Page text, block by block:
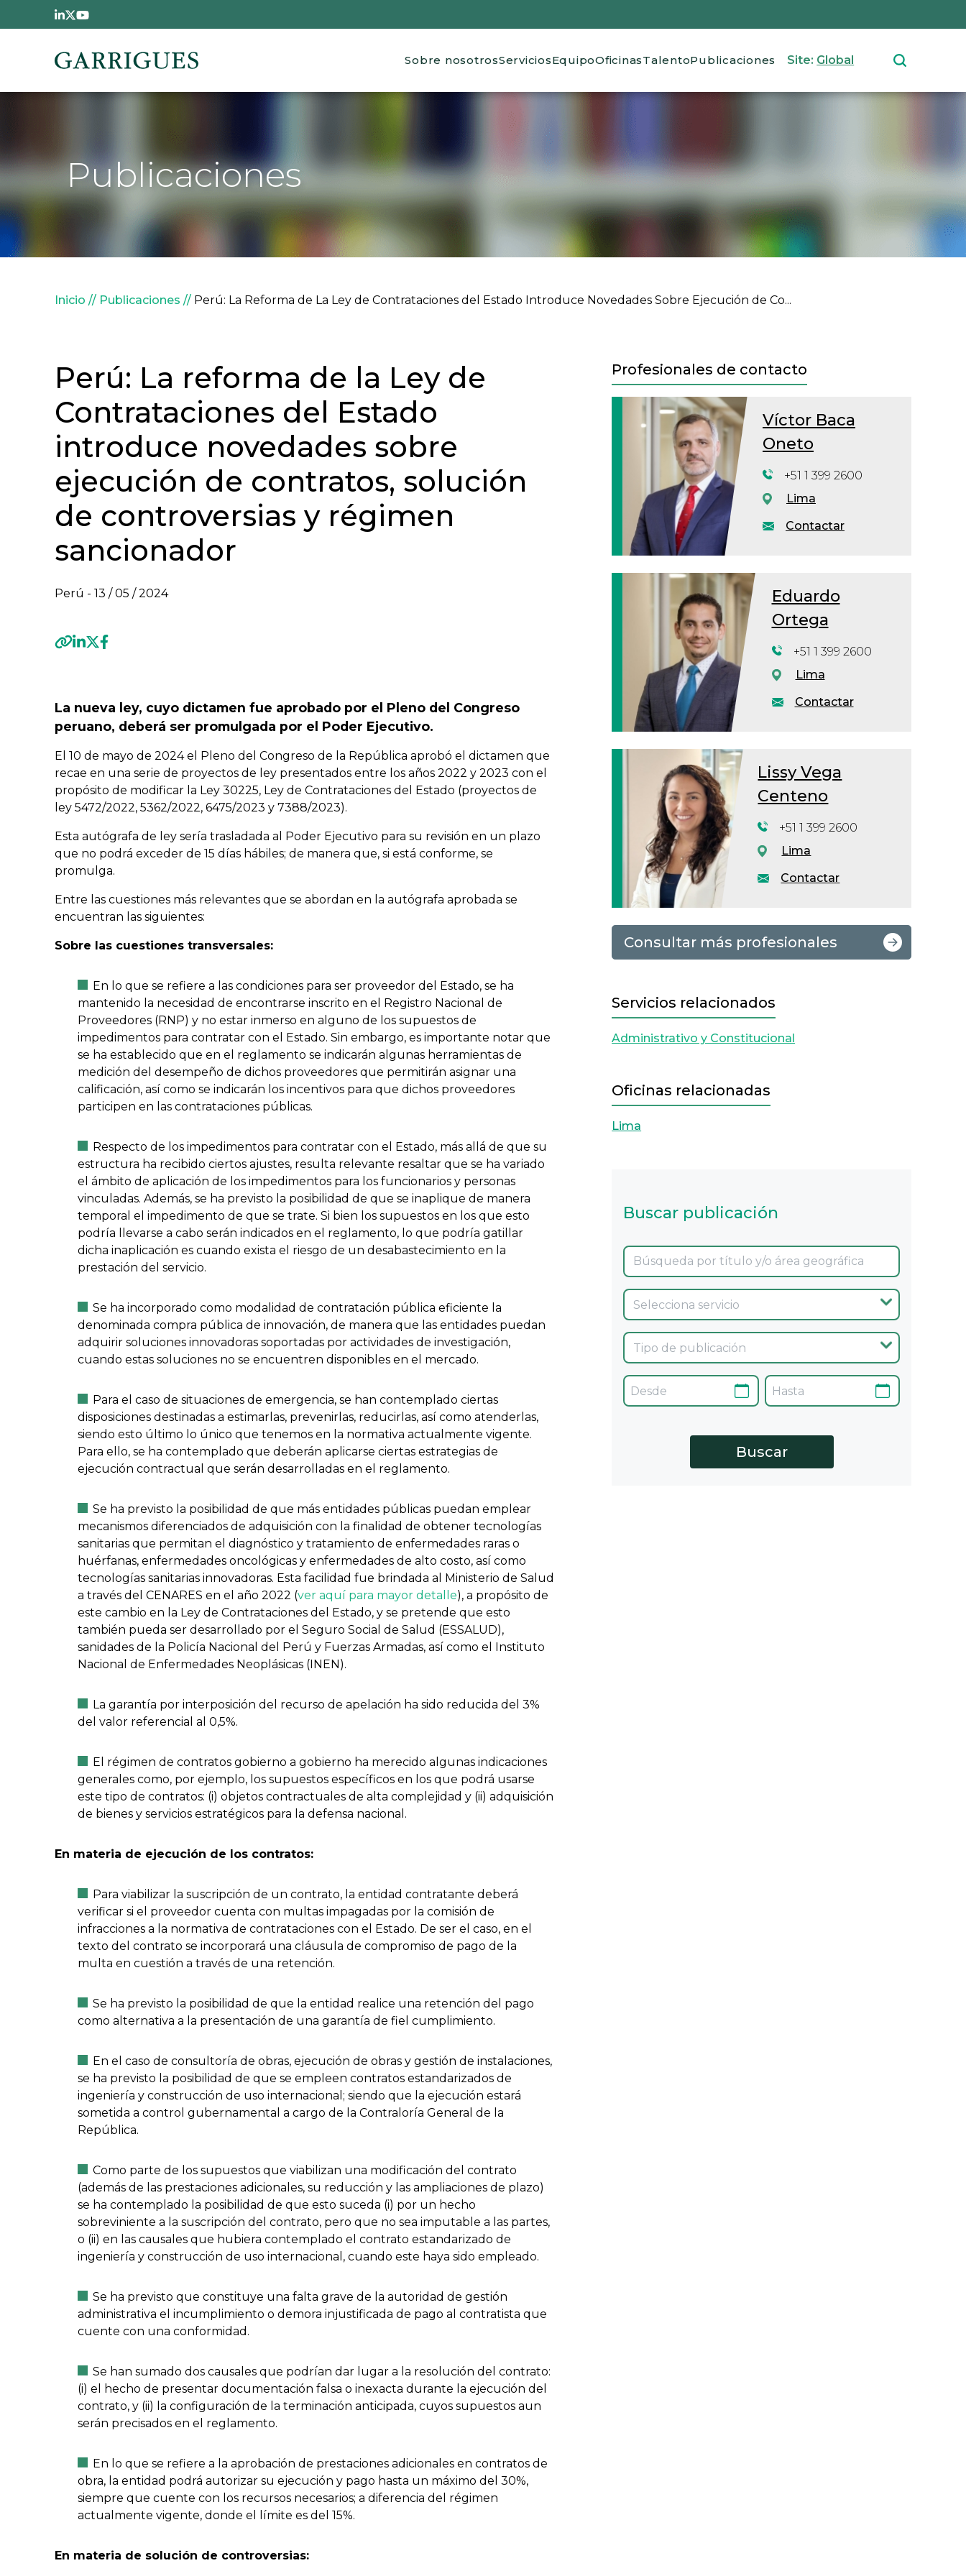
Pasar al contenido principal
Main navigation
Sobre nosotrosServiciosEquipoOficinasTalentoPublicaciones Site: Global
Publicaciones
Sobrescribir enlaces de ayuda a la navegación
Inicio Publicaciones Perú: La Reforma de La Ley de Contrataciones del Estado Introduce Novedades Sobre Ejecución de Co...
Perú: La reforma de la Ley de
Contrataciones del Estado
introduce novedades sobre
ejecución de contratos, solución
de controversias y régimen
sancionador
Perú - 13 / 05 / 2024
La nueva ley, cuyo dictamen fue aprobado por el Pleno del Congreso
peruano, deberá ser promulgada por el Poder Ejecutivo.
El 10 de mayo de 2024 el Pleno del Congreso de la República aprobó el dictamen que
recae en una serie de proyectos de ley presentados entre los años 2022 y 2023 con el
propósito de modificar la Ley 30225, Ley de Contrataciones del Estado (proyectos de
ley 5472/2022, 5362/2022, 6475/2023 y 7388/2023).
Esta autógrafa de ley sería trasladada al Poder Ejecutivo para su revisión en un plazo
que no podrá exceder de 15 días hábiles; de manera que, si está conforme, se
promulga.
Entre las cuestiones más relevantes que se abordan en la autógrafa aprobada se
encuentran las siguientes:
Sobre las cuestiones transversales:
En lo que se refiere a las condiciones para ser proveedor del Estado, se ha
mantenido la necesidad de encontrarse inscrito en el Registro Nacional de
Proveedores (RNP) y no estar inmerso en alguno de los supuestos de
impedimentos para contratar con el Estado. Sin embargo, es importante notar que
se ha establecido que en el reglamento se indicarán algunas herramientas de
medición del desempeño de dichos proveedores que permitirán asignar una
calificación, así como se indicarán los incentivos para que dichos proveedores
participen en las contrataciones públicas.
Respecto de los impedimentos para contratar con el Estado, más allá de que su
estructura ha recibido ciertos ajustes, resulta relevante resaltar que se ha variado
el ámbito de aplicación de los impedimentos para los funcionarios y personas
vinculadas. Además, se ha previsto la posibilidad de que se inaplique de manera
temporal el impedimento de que se trate. Si bien los supuestos en los que esto
podría llevarse a cabo serán indicados en el reglamento, lo que podría gatillar
dicha inaplicación es cuando exista el riesgo de un desabastecimiento en la
prestación del servicio.
Se ha incorporado como modalidad de contratación pública eficiente la
denominada compra pública de innovación, de manera que las entidades puedan
adquirir soluciones innovadoras soportadas por actividades de investigación,
cuando estas soluciones no se encuentren disponibles en el mercado.
Para el caso de situaciones de emergencia, se han contemplado ciertas
disposiciones destinadas a estimarlas, prevenirlas, reducirlas, así como atenderlas,
siendo esto último lo único que tenemos en la normativa actualmente vigente.
Para ello, se ha contemplado que deberán aplicarse ciertas estrategias de
ejecución contractual que serán desarrolladas en el reglamento.
Se ha previsto la posibilidad de que más entidades públicas puedan emplear
mecanismos diferenciados de adquisición con la finalidad de obtener tecnologías
sanitarias que permitan el diagnóstico y tratamiento de enfermedades raras o
huérfanas, enfermedades oncológicas y enfermedades de alto costo, así como
tecnologías sanitarias innovadoras. Esta facilidad fue brindada al Ministerio de Salud
a través del CENARES en el año 2022 (ver aquí para mayor detalle), a propósito de
este cambio en la Ley de Contrataciones del Estado, y se pretende que esto
también pueda ser desarrollado por el Seguro Social de Salud (ESSALUD),
sanidades de la Policía Nacional del Perú y Fuerzas Armadas, así como el Instituto
Nacional de Enfermedades Neoplásicas (INEN).
La garantía por interposición del recurso de apelación ha sido reducida del 3%
del valor referencial al 0,5%.
El régimen de contratos gobierno a gobierno ha merecido algunas indicaciones
generales como, por ejemplo, los supuestos específicos en los que podrá usarse
este tipo de contratos: (i) objetos contractuales de alta complejidad y (ii) adquisición
de bienes y servicios estratégicos para la defensa nacional.
En materia de ejecución de los contratos:
Para viabilizar la suscripción de un contrato, la entidad contratante deberá
verificar si el proveedor cuenta con multas impagadas por la comisión de
infracciones a la normativa de contrataciones con el Estado. De ser el caso, en el
texto del contrato se incorporará una cláusula de compromiso de pago de la
multa en cuestión a través de una retención.
Se ha previsto la posibilidad de que la entidad realice una retención del pago
como alternativa a la presentación de una garantía de fiel cumplimiento.
En el caso de consultoría de obras, ejecución de obras y gestión de instalaciones,
se ha previsto la posibilidad de que se empleen contratos estandarizados de
ingeniería y construcción de uso internacional; siendo que la ejecución estará
sometida a control gubernamental a cargo de la Contraloría General de la
República.
Como parte de los supuestos que viabilizan una modificación del contrato
(además de las prestaciones adicionales, su reducción y las ampliaciones de plazo)
se ha contemplado la posibilidad de que esto suceda (i) por un hecho
sobreviniente a la suscripción del contrato, pero que no sea imputable a las partes,
o (ii) en las causales que hubiera contemplado el contrato estandarizado de
ingeniería y construcción de uso internacional, cuando este haya sido empleado.
Se ha previsto que constituye una falta grave de la autoridad de gestión
administrativa el incumplimiento o demora injustificada de pago al contratista que
cuente con una conformidad.
Se han sumado dos causales que podrían dar lugar a la resolución del contrato:
(i) el hecho de presentar documentación falsa o inexacta durante la ejecución del
contrato, y (ii) la configuración de la terminación anticipada, cuyos supuestos aun
serán precisados en el reglamento.
En lo que se refiere a la aprobación de prestaciones adicionales en contratos de
obra, la entidad podrá autorizar su ejecución y pago hasta un máximo del 30%,
siempre que cuente con los recursos necesarios; a diferencia del régimen
actualmente vigente, donde el límite es del 15%.
En materia de solución de controversias:
Profesionales de contacto
Víctor Baca
Oneto
Contactar
+51 1 399 2600
Lima
Eduardo
Ortega
Contactar
+51 1 399 2600
Lima
Lissy Vega
Centeno
Contactar
+51 1 399 2600
Lima
Consultar más profesionales
Servicios relacionados
Administrativo y Constitucional
Oficinas relacionadas
Lima
Buscar publicación